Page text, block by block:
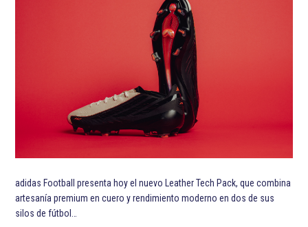
adidas Football presenta hoy el nuevo Leather Tech Pack, que combina
artesanía premium en cuero y rendimiento moderno en dos de sus
silos de fútbol…